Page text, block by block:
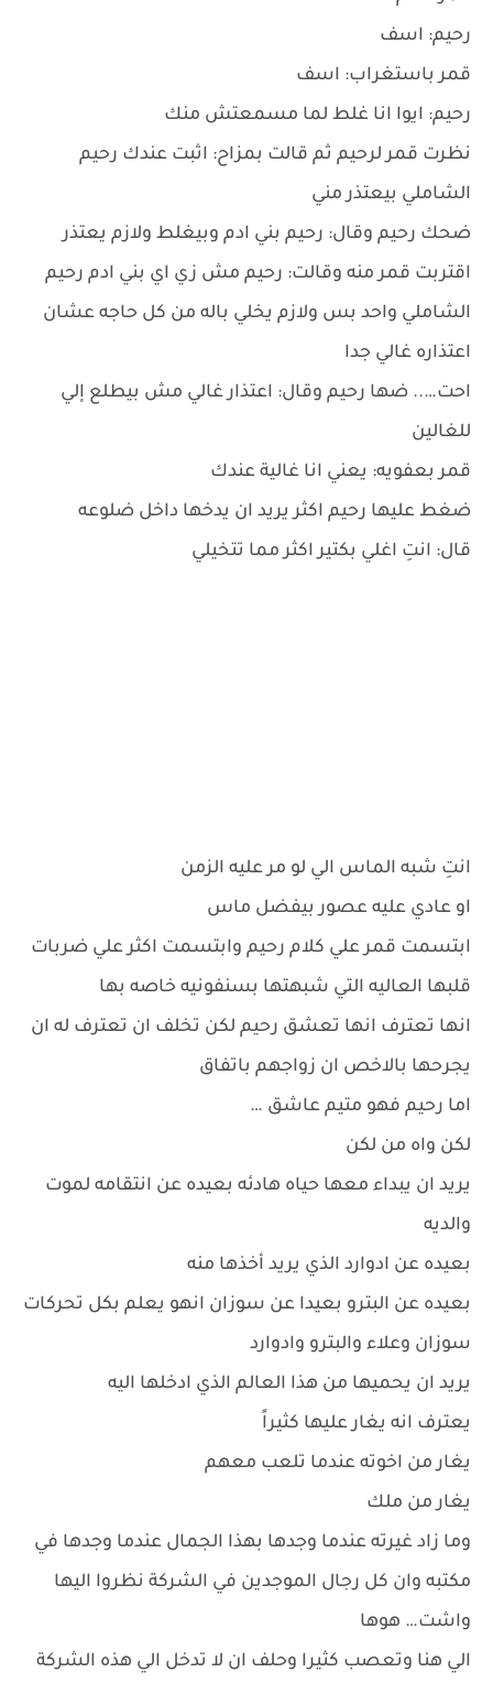
رحيم: اسف
قمر باستغراب: اسف
رحيم: ايوا انا غلط لما مسمعتش منك
نظرت قمر لرحيم ثم قالت بمزاح: اثبت عندك رحيم
الشاملي بيعتذر مني
ضحك رحيم وقال: رحيم بني ادم وبيغلط ولازم يعتذر
اقتربت قمر منه وقالت: رحيم مش زي اي بني ادم رحيم
الشاملي واحد بس ولازم يخلي باله من كل حاجه عشان
اعتذاره غالي جدا
احت….. ضها رحيم وقال: اعتذار غالي مش بيطلع إلي
للغالين
قمر بعفويه: يعني انا غالية عندك
ضغط عليها رحيم اكثر يريد ان يدخها داخل ضلوعه
قال: انتِ اغلي بكتير اكثر مما تتخيلي
انتِ شبه الماس الي لو مر عليه الزمن
او عادي عليه عصور بيفضل ماس
ابتسمت قمر علي كلام رحيم وابتسمت اكثر علي ضربات
قلبها العاليه التي شبهتها بسنفونيه خاصه بها
انها تعترف انها تعشق رحيم لكن تخلف ان تعترف له ان
يجرحها بالاخص ان زواجهم باتفاق
اما رحيم فهو متيم عاشق …
لكن واه من لكن
يريد ان يبداء معها حياه هادئه بعيده عن انتقامه لموت
والديه
بعيده عن ادوارد الذي يريد أخذها منه
بعيده عن البترو بعيدا عن سوزان انهو يعلم بكل تحركات
سوزان وعلاء والبترو وادوارد
يريد ان يحميها من هذا العالم الذي ادخلها اليه
يعترف انه يغار عليها كثيراً
يغار من اخوته عندما تلعب معهم
يغار من ملك
وما زاد غيرته عندما وجدها بهذا الجمال عندما وجدها في
مكتبه وان كل رجال الموجدين في الشركة نظروا اليها
واشت… هوها
الي هنا وتعصب كثيرا وحلف ان لا تدخل الي هذه الشركة